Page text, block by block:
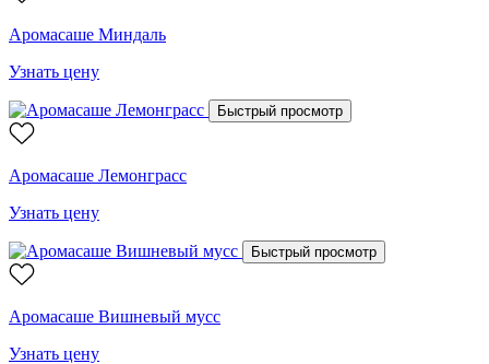
Аромасаше Миндаль
Узнать цену
Быстрый просмотр
Аромасаше Лемонграсс
Узнать цену
Быстрый просмотр
Аромасаше Вишневый мусс
Узнать цену